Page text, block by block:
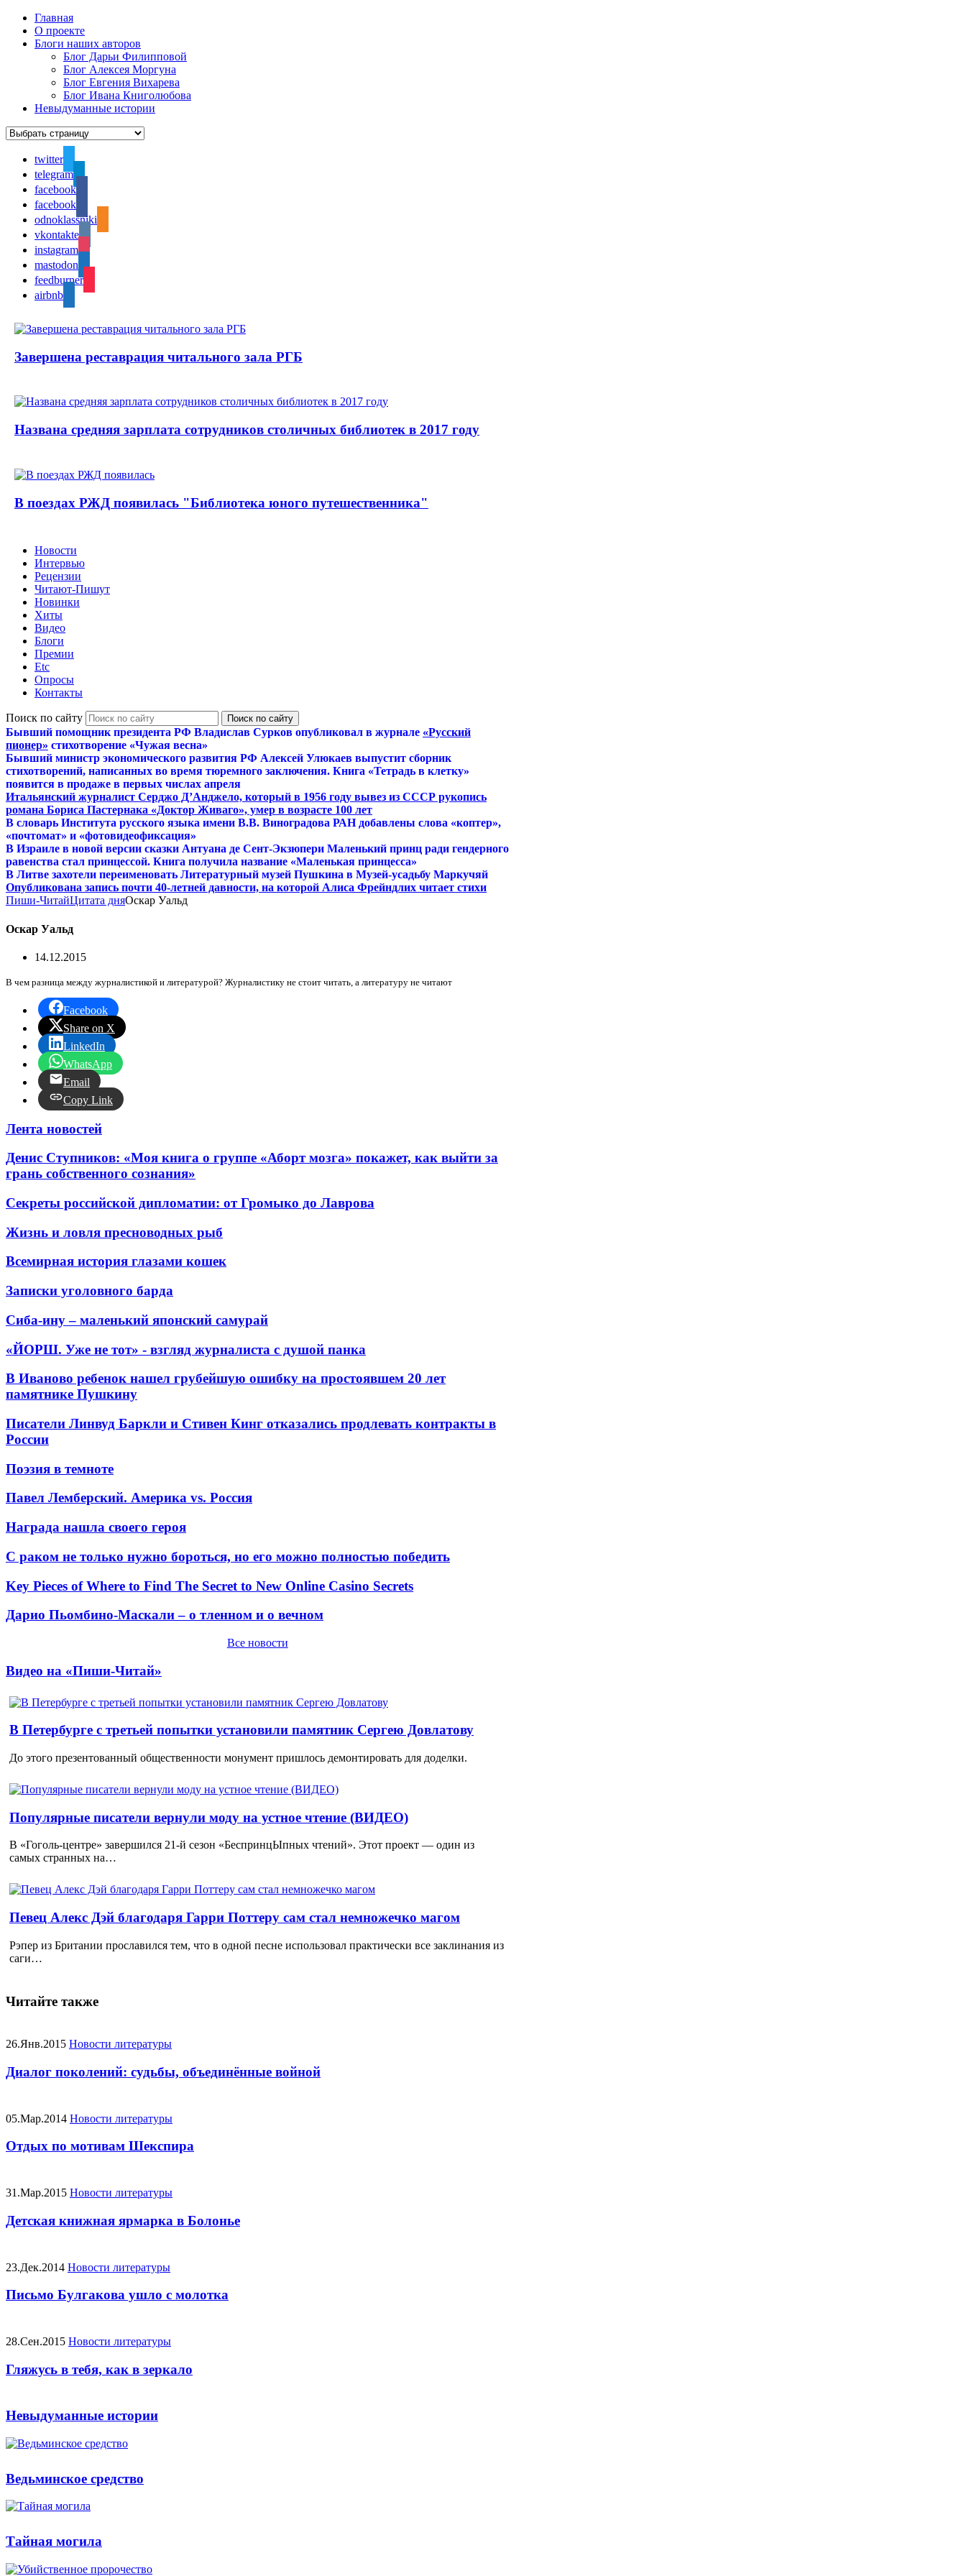
Главная
О проекте
Блоги наших авторов
Блог Дарьи Филипповой
Блог Алексея Моргуна
Блог Евгения Вихарева
Блог Ивана Книголюбова
Невыдуманные истории
twitter
telegram
facebook
facebook
odnoklassniki
vkontakte
instagram
mastodon
feedburner
airbnb
Завершена реставрация читального зала РГБ
Названа средняя зарплата сотрудников столичных библиотек в 2017 году
В поездах РЖД появилась "Библиотека юного путешественника"
Новости
Интервью
Рецензии
Читают-Пишут
Новинки
Хиты
Видео
Блоги
Премии
Etc
Опросы
Контакты
Поиск по сайту
Бывший помощник президента РФ Владислав Сурков опубликовал в журнале «Русский
пионер» стихотворение «Чужая весна»
Бывший министр экономического развития РФ Алексей Улюкаев выпустит сборник
стихотворений, написанных во время тюремного заключения. Книга «Тетрадь в клетку»
появится в продаже в первых числах апреля
Итальянский журналист Серджо Д’Анджело, который в 1956 году вывез из СССР рукопись
романа Бориса Пастернака «Доктор Живаго», умер в возрасте 100 лет
В словарь Института русского языка имени В.В. Виноградова РАН добавлены слова «коптер»,
«почтомат» и «фотовидеофиксация»
В Израиле в новой версии сказки Антуана де Сент-Экзюпери Маленький принц ради гендерного
равенства стал принцессой. Книга получила название «Маленькая принцесса»
В Литве захотели переименовать Литературный музей Пушкина в Музей-усадьбу Маркучяй
Опубликована запись почти 40-летней давности, на которой Алиса Фрейндлих читает стихи
Пиши-ЧитайЦитата дняОскар Уальд
Оскар Уальд
14.12.2015
В чем разница между журналистикой и литературой? Журналистику не стоит читать, а литературу не читают
Facebook
Share on X
LinkedIn
WhatsApp
Email
Copy Link
Лента новостей
Денис Ступников: «Моя книга о группе «Аборт мозга» покажет, как выйти за
грань собственного сознания»
Секреты российской дипломатии: от Громыко до Лаврова
Жизнь и ловля пресноводных рыб
Всемирная история глазами кошек
Записки уголовного барда
Сиба-ину – маленький японский самурай
«ЙОРШ. Уже не тот» - взгляд журналиста с душой панка
В Иваново ребенок нашел грубейшую ошибку на простоявшем 20 лет
памятнике Пушкину
Писатели Линвуд Баркли и Стивен Кинг отказались продлевать контракты в
России
Поэзия в темноте
Павел Лемберский. Америка vs. Россия
Награда нашла своего героя
С раком не только нужно бороться, но его можно полностью победить
Key Pieces of Where to Find The Secret to New Online Casino Secrets
Дарио Пьомбино-Маскали – о тленном и о вечном
Все новости
Видео на «Пиши-Читай»
В Петербурге с третьей попытки установили памятник Сергею Довлатову
До этого презентованный общественности монумент пришлось демонтировать для доделки.
Популярные писатели вернули моду на устное чтение (ВИДЕО)
В «Гоголь-центре» завершился 21-й сезон «БеспринцЫпных чтений». Этот проект — один из
самых странных на…
Певец Алекс Дэй благодаря Гарри Поттеру сам стал немножечко магом
Рэпер из Британии прославился тем, что в одной песне использовал практически все заклинания из
саги…
Читайте также
26.Янв.2015 Новости литературы
Диалог поколений: судьбы, объединённые войной
05.Мар.2014 Новости литературы
Отдых по мотивам Шекспира
31.Мар.2015 Новости литературы
Детская книжная ярмарка в Болонье
23.Дек.2014 Новости литературы
Письмо Булгакова ушло с молотка
28.Сен.2015 Новости литературы
Гляжусь в тебя, как в зеркало
Невыдуманные истории
Ведьминское средство
Тайная могила